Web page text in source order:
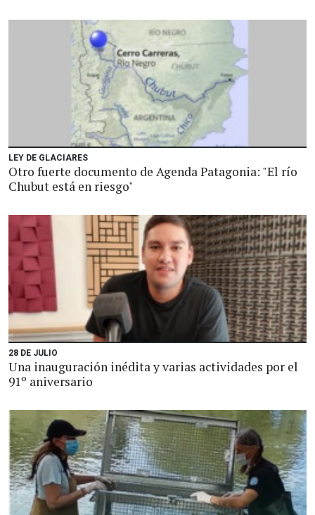
LEY DE GLACIARES
Otro fuerte documento de Agenda Patagonia: "El río
Chubut está en riesgo"
28 DE JULIO
Una inauguración inédita y varias actividades por el
91º aniversario